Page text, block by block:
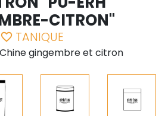
CITRON"
favorite_border TANIQUE
gingembre et citron